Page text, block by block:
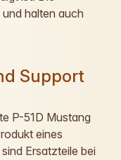
halten auch
Support
P-51D Mustang
eines
Ersatzteile bei